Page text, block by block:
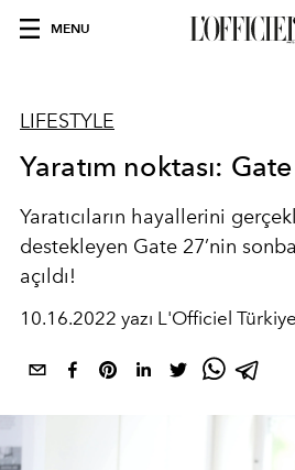
MENU
LIFESTYLE
Yaratım noktası:
Yaratıcıların hayallerini
destekleyen Gate 27’nin
açıldı!
10.16.2022 yazı L'Officiel Türkiye